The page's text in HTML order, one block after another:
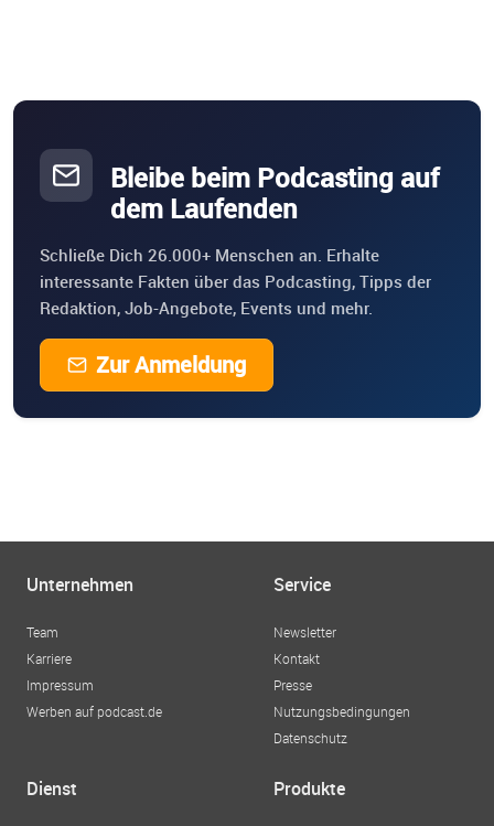
Bleibe beim Podcasting auf
dem Laufenden
Schließe Dich 26.000+ Menschen an. Erhalte
interessante Fakten über das Podcasting, Tipps der
Redaktion, Job-Angebote, Events und mehr.
Zur Anmeldung
Unternehmen
Team
Karriere
Impressum
Werben auf podcast.de
Service
Newsletter
Kontakt
Presse
Nutzungsbedingungen
Datenschutz
Dienst Produkte